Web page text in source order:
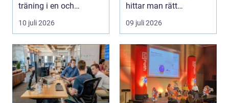
träning i en och
samma bokning. För ...
10 juli 2026
hittar man rätt
leverantör, vad skilje...
09 juli 2026